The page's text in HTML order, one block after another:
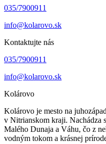
035/7900911
info@kolarovo.sk
Kontaktujte nás
035/7900911
info@kolarovo.sk
Kolárovo
Kolárovo je mesto na
v Nitrianskom kraji. Nachádza
Malého Dunaja a Váhu, čo z
vodným tokom a krásnej